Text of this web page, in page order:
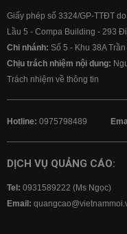
Giấy phép số 3324/GP-TTĐT
Lầu 5 - Compa Building - 293
Chi nhánh: Số 5 - Khu 38A
Chịu trách nhiệm nội dung:
Trách nhiệm về thông tin
Hotline: 0975798489
DỊCH VỤ QUẢNG CÁO:
Tel: 0931589222 (Ms Ngọc)
Email: